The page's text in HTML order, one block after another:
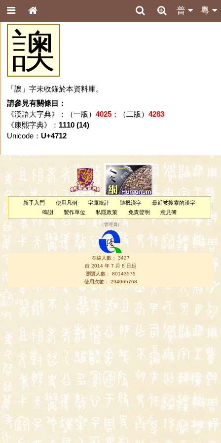
粵
普
䜒
「䜒」字未收錄於本資料庫。
請參見有關條目：
《漢語大字典》：（一版） 4025；（二版） 4283
《康熙字典》： 1110 (14)
Unicode： U+4712
新手入門 使用凡例 字庫統計 隨機漢字
最近被搜索的漢字
鳴謝
製作單位 私隱政策 免責聲明 意見簿
（管理員 ）
在線人數： 3427
自 2014 年 7 月 8 日起
瀏覽人數： 80143575
使用次數： 294065768